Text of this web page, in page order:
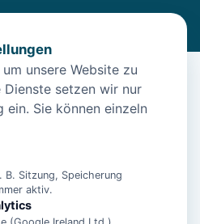
Baltrum – Baltrum
by Interhome
unsere Website zu
setzen wir nur
ein. Sie können einzeln
Sitzung, Speicherung
aktiv.